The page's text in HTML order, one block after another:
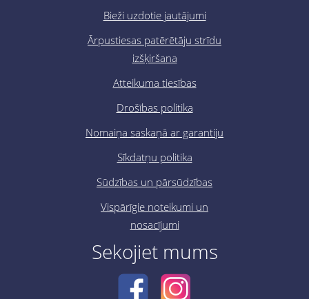
Bieži uzdotie jautājumi
Ārpustiesas patērētāju strīdu
izšķiršana
Atteikuma tiesības
Drošības politika
Nomaiņa saskaņā ar garantiju
Sīkdatņu politika
Sūdzības un pārsūdzības
Vispārīgie noteikumi un
nosacījumi
Sekojiet mums